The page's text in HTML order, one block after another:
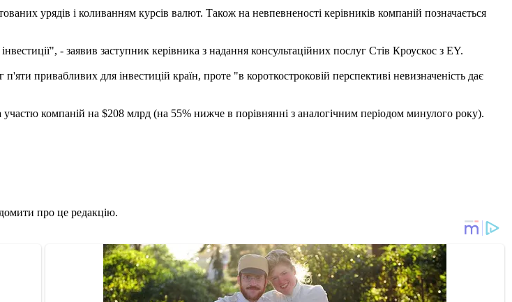
урядів і коливанням курсів валют. Також на невпевненості керівників компаній позначається
- заявив заступник керівника з надання консультаційних послуг Стів Кроускос з EY.
привабливих для інвестицій країн, проте "в короткостроковій перспективі невизначеність дає
компаній на $208 млрд (на 55% нижче в порівнянні з аналогічним періодом минулого року).
про це редакцію.